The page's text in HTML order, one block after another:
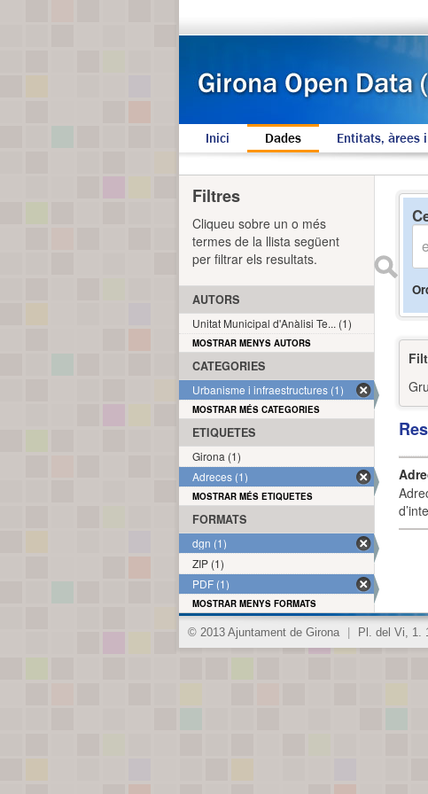
Inici Dades Entitats, àrees
Filtres
Cliqueu sobre un o més
termes de la llista següent
per filtrar els resultats.
AUTORS
Unitat Municipal d'Anàlisi Te... (1)
MOSTRAR MENYS AUTORS
CATEGORIES
Urbanisme i infraestructures (1)
MOSTRAR MÉS CATEGORIES
ETIQUETES
Girona (1)
Adreces (1)
MOSTRAR MÉS ETIQUETES
FORMATS
dgn (1)
ZIP (1)
PDF (1)
MOSTRAR MENYS FORMATS
© 2013 Ajuntament de Girona Pl. del Vi, 1.